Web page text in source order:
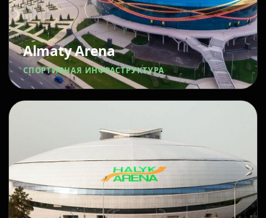
Almaty Arena
СПОРТИВНАЯ ИНФРАСТРУКТУРА